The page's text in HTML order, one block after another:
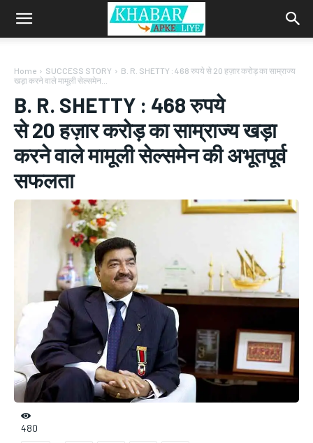
Home SUCCESS STORY
B. R. SHETTY : 468 रुपये से 20 हज़ार करोड़ का साम्राज्य
खड़ा करने वाले मामूली सेल्समेन...
B. R. SHETTY : 468 रुपये
से 20 हज़ार करोड़ का साम्राज्य खड़ा
करने वाले मामूली सेल्समेन की अभूतपूर्व
सफलता
480